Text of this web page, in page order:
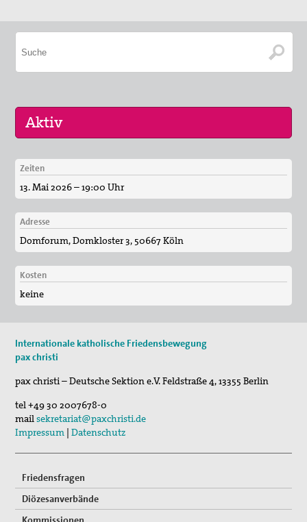
29. Aug 2026
Fahrradpilgertour 2026
30. Aug 2026
St. Peter-Lindenberg: Lesungen unter den Lind…
Mahnwache
Zeiten
13. Mai 2026 – 19:00 Uhr
Adresse
Domforum, Domkloster 3, 50667 Köln
Kosten
keine
Internationale katholische Friedensbewegung
pax christi
pax christi – Deutsche Sektion e.V.Feldstraße 4,13355 Berlin
tel+49 30 2007678-0
mailsekretariat@paxchristi.de
Impressum |Datenschutz
Friedensfragen
Diözesanverbände